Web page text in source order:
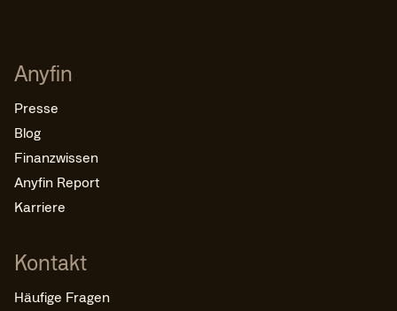
Anyfin
Presse
Blog
Finanzwissen
Anyfin Report
Karriere
Kontakt
Häufige Fragen